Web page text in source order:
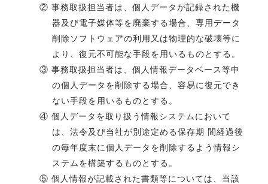
② 事務取扱担当者は、個人データが記録された機
器及び電子媒体等を廃棄する場合、専用データ
削除ソフトウェアの利用又は物理的な破壊等に
より、復元不可能な手段を用いるものとする。
③ 事務取扱担当者は、個人情報データベース等中
の個人データを削除する場合、容易に復元でき
ない手段を用いるものとする。
④ 個人データを取り扱う情報システムにおいて
は、法令及び当社が別途定める保存期 間経過後
の毎年度末に個人データを削除するよう情報シ
ステムを構築するものとする。
⑤ 個人情報が記載された書類等については、当該